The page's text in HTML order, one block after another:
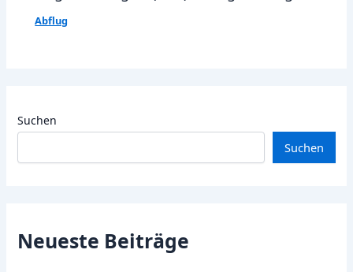
Abflug
Suchen
Suchen
Neueste Beiträge